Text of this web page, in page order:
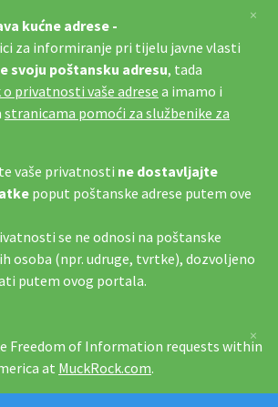
kućne adrese -
za informiranje pri tijelu javne vlasti
svoju poštansku adresu, tada
privatnosti vaše adrese a imamo i
stranicama pomoći za službenike za
vaše privatnosti ne dostavljajte
poput poštanske adrese putem ove
se ne odnosi na poštanske
osoba (npr. udruge, tvrtke), dozvoljeno
putem ovog portala.
×
Freedom of Information requests within
at MuckRock.com.
×